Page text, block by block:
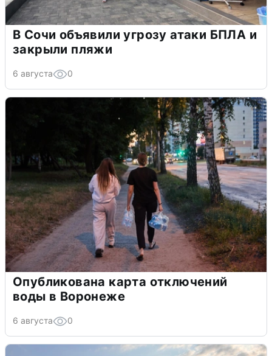
В Сочи объявили угрозу атаки БПЛА и
закрыли пляжи
6 августа 0
Опубликована карта отключений
воды в Воронеже
6 августа 0